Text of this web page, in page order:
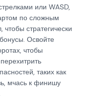
или WASD,
по сложным
стратегически
Освойте
чтобы
таких как
мчась к финишу